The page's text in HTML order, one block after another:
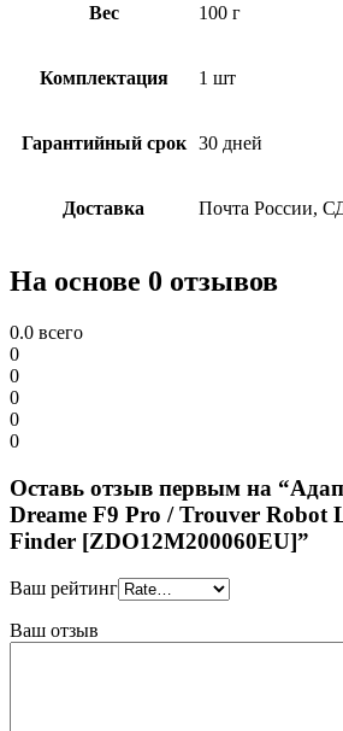
Вес 100 г
Комплектация 1 шт
Гарантийный срок 30 дней
Доставка Почта России,
На основе 0 отзывов
0.0 всего
0
0
0
0
0
Оставь отзыв первым на
Dreame F9 Pro / Trouver Robot
Finder [ZDO12M200060EU]”
Ваш рейтинг
Ваш отзыв